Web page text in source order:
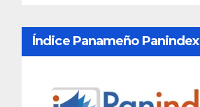
Índice Panameño Panindex